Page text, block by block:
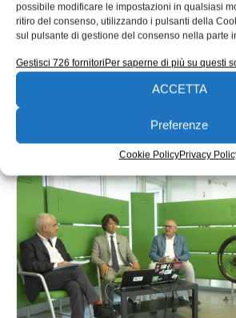
possibile modificare le impostazioni in qualsiasi
ritiro del consenso, utilizzando i pulsanti della
sul pulsante di gestione del consenso nella parte
Gestisci 726 fornitoriPer saperne di più su questi
ACCETTA
Preferenze
Cookie PolicyPrivacy
Consigli per la
IoT: la fase concettuale
Nell’ambito della progettazione CAD
cose, una dei primi step in cui le